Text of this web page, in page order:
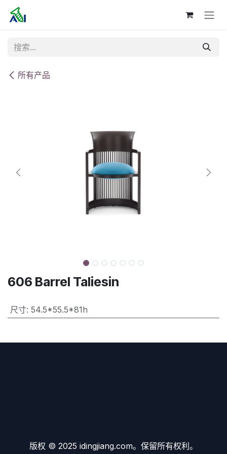
跳至内容
所有产品
606 Barrel Taliesin
尺寸: 54.5*55.5*81h
版权 © 2025 idingjiang.com。保留所有权利。